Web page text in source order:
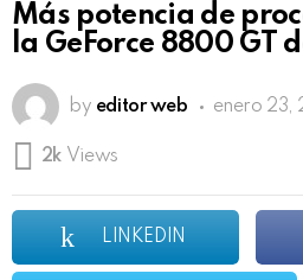
Más potencia de
la GeForce 8800 GT
by editor web enero 23,
2k Views
LINKEDIN